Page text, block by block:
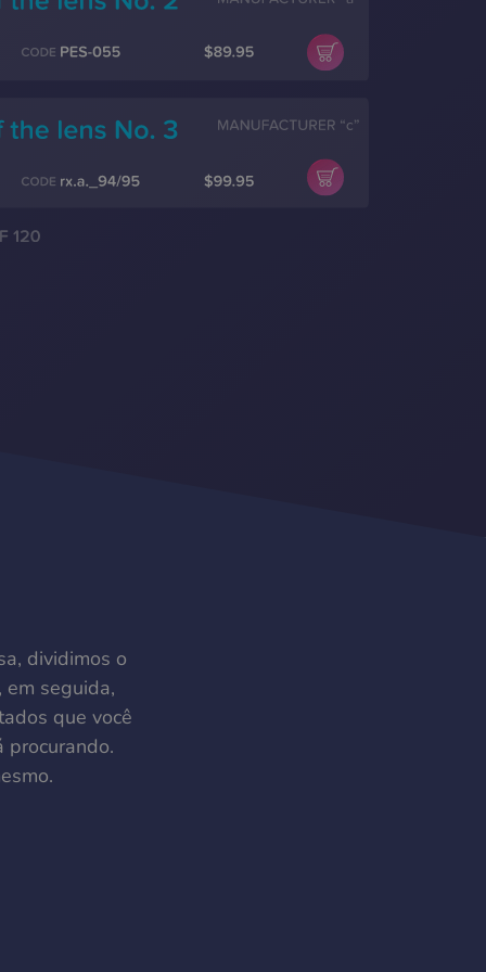
dividimos o
em seguida,
que você
procurando.
SWEDISH
GREEK